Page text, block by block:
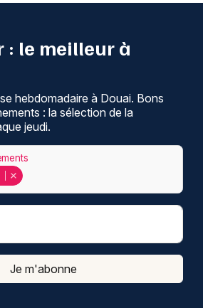
: le meilleur à
hebdomadaire à Douai. Bons
: la sélection de la
jeudi.
Je m'abonne